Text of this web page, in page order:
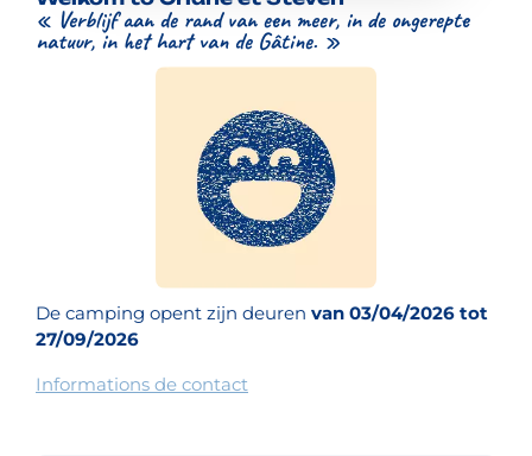
« Verblijf aan de rand van een meer, in de ongerepte
natuur, in het hart van de Gâtine. »
De camping opent zijn deuren van 03/04/2026 tot
27/09/2026
Informations de contact